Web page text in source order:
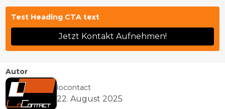
Test Heading CTA text
Jetzt Kontakt Aufnehmen!
Autor
locontact
22. August 2025